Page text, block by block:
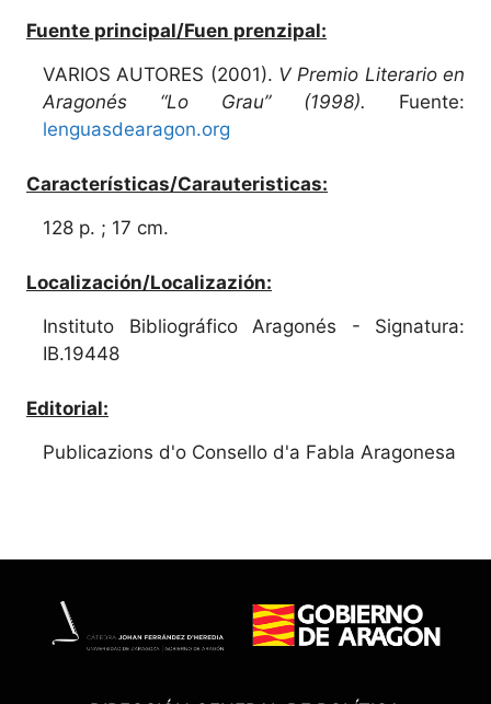
Fuente principal/Fuen prenzipal:
VARIOS AUTORES (2001). V Premio Literario en
Aragonés “Lo Grau” (1998). Fuente:
lenguasdearagon.org
Características/Carauteristicas:
128 p. ; 17 cm.
Localización/Localizazión:
Instituto Bibliográfico Aragonés - Signatura:
IB.19448
Editorial:
Publicazions d'o Consello d'a Fabla Aragonesa